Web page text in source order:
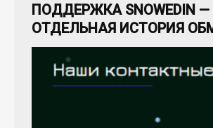
ПОДДЕРЖКА SNOWEDIN
ОТДЕЛЬНАЯ ИСТОРИЯ